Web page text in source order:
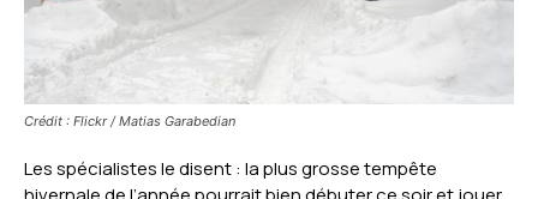
Crédit : Flickr / Matias Garabedian
Les spécialistes le disent : la plus grosse tempête